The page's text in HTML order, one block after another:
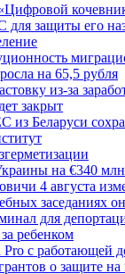
защиты его
на 65,5 рубля
из-за
закрыт
из Беларуси
на €340 млн
4 августа
заседаниях
для
ребенком
с работающей
о защите на